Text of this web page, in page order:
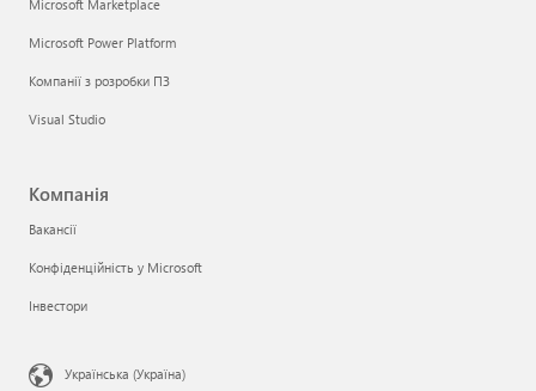
Microsoft Marketplace
Microsoft Power Platform
Компанії з розробки ПЗ
Visual Studio
Компанія
Вакансії
Конфіденційність у Microsoft
Інвестори
Українська (Україна)